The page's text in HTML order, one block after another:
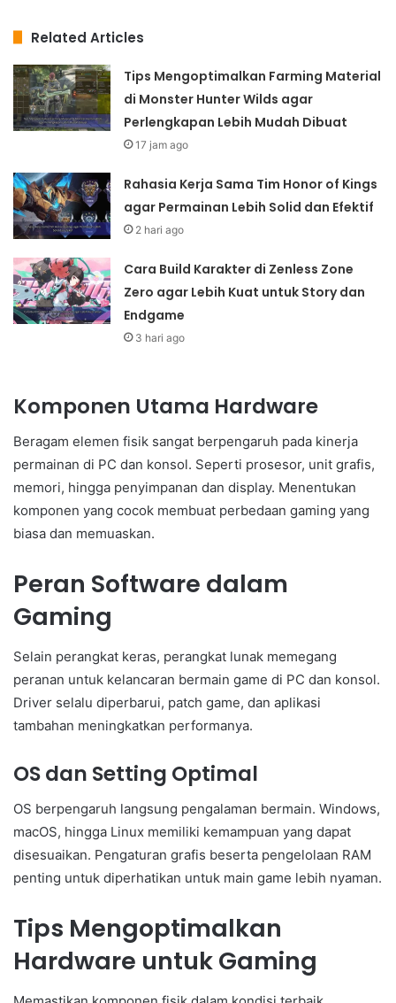
Related Articles
Tips Mengoptimalkan Farming Material
di Monster Hunter Wilds agar
Perlengkapan Lebih Mudah Dibuat
17 jam ago
Rahasia Kerja Sama Tim Honor of Kings
agar Permainan Lebih Solid dan Efektif
2 hari ago
Cara Build Karakter di Zenless Zone
Zero agar Lebih Kuat untuk Story dan
Endgame
3 hari ago
Komponen Utama Hardware
Beragam elemen fisik sangat berpengaruh pada kinerja
permainan di PC dan konsol. Seperti prosesor, unit grafis,
memori, hingga penyimpanan dan display. Menentukan
komponen yang cocok membuat perbedaan gaming yang
biasa dan memuaskan.
Peran Software dalam
Gaming
Selain perangkat keras, perangkat lunak memegang
peranan untuk kelancaran bermain game di PC dan konsol.
Driver selalu diperbarui, patch game, dan aplikasi
tambahan meningkatkan performanya.
OS dan Setting Optimal
OS berpengaruh langsung pengalaman bermain. Windows,
macOS, hingga Linux memiliki kemampuan yang dapat
disesuaikan. Pengaturan grafis beserta pengelolaan RAM
penting untuk diperhatikan untuk main game lebih nyaman.
Tips Mengoptimalkan
Hardware untuk Gaming